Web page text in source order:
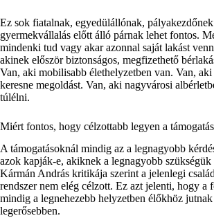
Ez sok fiatalnak, egyedülállónak, pályakezdőnek
gyermekvállalás előtt álló párnak lehet fontos.
mindenki tud vagy akar azonnal saját lakást
akinek először biztonságos, megfizethető
Van, aki mobilisabb élethelyzetben van. Van,
keresne megoldást. Van, aki nagyvárosi
túlélni.
Miért fontos, hogy célzottabb legyen a
A támogatásoknál mindig az a legnagyobb
azok kapják-e, akiknek a legnagyobb szükségük
Kármán András kritikája szerint a jelenlegi
rendszer nem elég célzott. Ez azt jelenti, hogy a
mindig a legnehezebb helyzetben élőkhöz jutnak
legerősebben.